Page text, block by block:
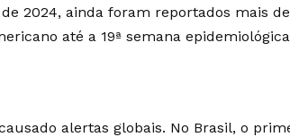
2024, ainda foram reportados mais
até a 19ª semana
alertas globais. No Brasil, o